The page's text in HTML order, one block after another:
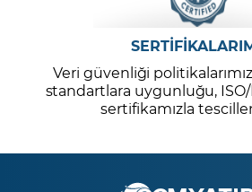
Veri güvenliği
standartlara uygunluğu, ISO/
sertifikamızla